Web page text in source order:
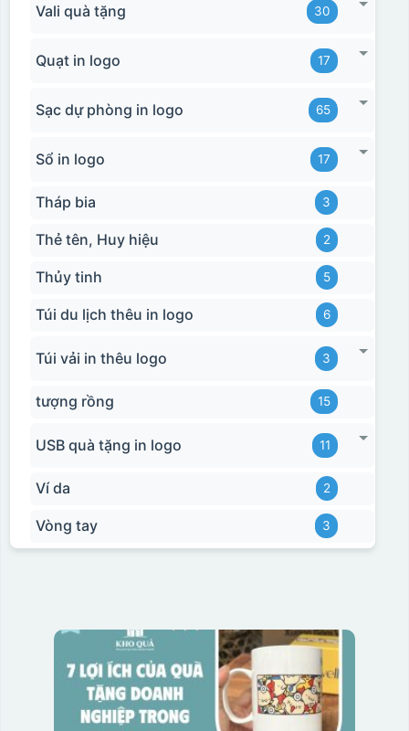
Vali quà tặng 30
Quạt in logo 17
Sạc dự phòng in logo 65
Sổ in logo 17
Tháp bia 3
Thẻ tên, Huy hiệu 2
Thủy tinh 5
Túi du lịch thêu in logo 6
Túi vải in thêu logo 3
tượng rồng 15
USB quà tặng in logo 11
Ví da 2
Vòng tay 3